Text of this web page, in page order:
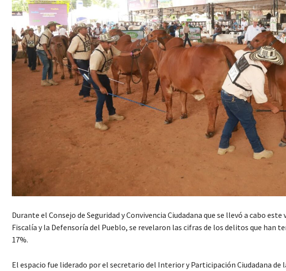
Durante el Consejo de Seguridad y Convivencia Ciudadana que se llevó a cabo
Fiscalía y la Defensoría del Pueblo, se revelaron las cifras de los delitos que han
17%.
El espacio fue liderado por el secretario del Interior y Participación Ciudadana de